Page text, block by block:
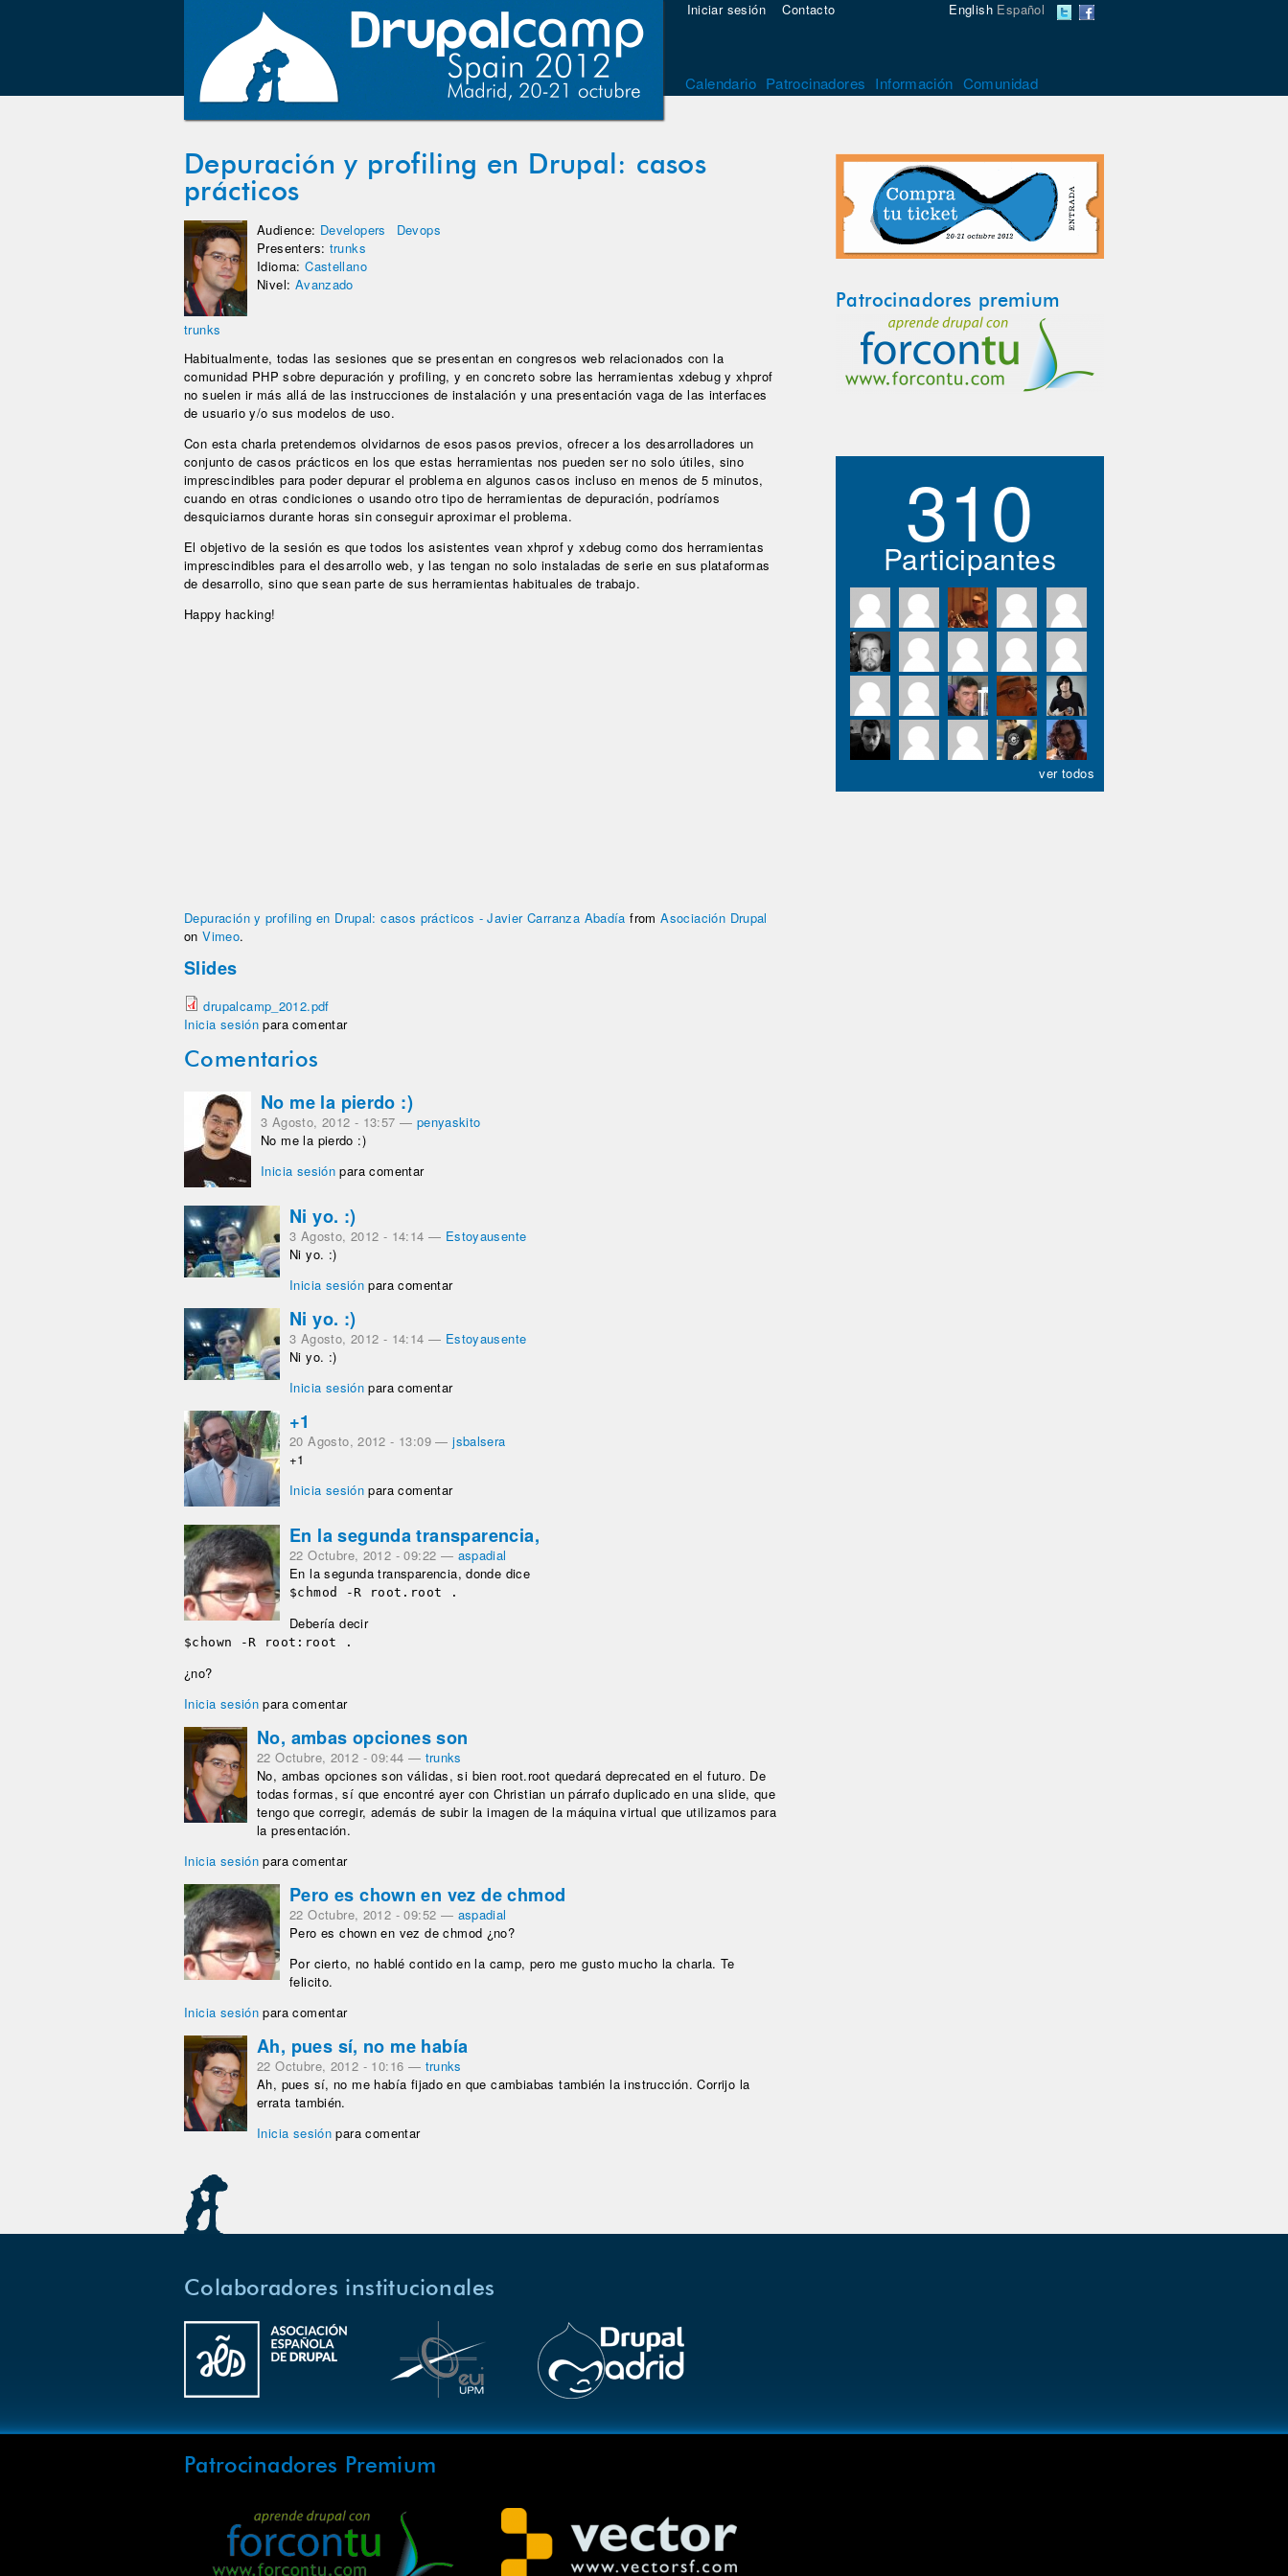
English Español
Iniciar sesión Contacto
Calendario Patrocinadores Información Comunidad
Depuración y profiling en Drupal: casos
prácticos
trunks
Audience: Developers
Devops
Presenters: trunks
Idioma:Castellano
Nivel: Avanzado
Habitualmente, todas las sesiones que se presentan en congresos web relacionados con la
comunidad PHP sobre depuración y profiling, y en concreto sobre las herramientas xdebug y xhprof
no suelen ir más allá de las instrucciones de instalación y una presentación vaga de las interfaces
de usuario y/o sus modelos de uso.
Con esta charla pretendemos olvidarnos de esos pasos previos, ofrecer a los desarrolladores un
conjunto de casos prácticos en los que estas herramientas nos pueden ser no solo útiles, sino
imprescindibles para poder depurar el problema en algunos casos incluso en menos de 5 minutos,
cuando en otras condiciones o usando otro tipo de herramientas de depuración, podríamos
desquiciarnos durante horas sin conseguir aproximar el problema.
El objetivo de la sesión es que todos los asistentes vean xhprof y xdebug como dos herramientas
imprescindibles para el desarrollo web, y las tengan no solo instaladas de serie en sus plataformas
de desarrollo, sino que sean parte de sus herramientas habituales de trabajo.
Happy hacking!
Depuración y profiling en Drupal: casos prácticos - Javier Carranza Abadía fromAsociación Drupal
onVimeo.
Slides
drupalcamp_2012.pdf
Inicia sesión para comentar
Comentarios
No me la pierdo :)
3 Agosto, 2012 - 13:57 — penyaskito
No me la pierdo :)
Inicia sesión para comentar
Ni yo. :)
3 Agosto, 2012 - 14:14 — Estoyausente
Ni yo. :)
Inicia sesión para comentar
Ni yo. :)
3 Agosto, 2012 - 14:14 — Estoyausente
Ni yo. :)
Inicia sesión para comentar
+1
20 Agosto, 2012 - 13:09—jsbalsera
+1
Inicia sesión para comentar
En la segunda transparencia,
22 Octubre, 2012 - 09:22 — aspadial
En la segunda transparencia, donde dice
$chmod -R root.root .
Debería decir
$chown -R root:root .
¿no?
Inicia sesión para comentar
No, ambas opciones son
22 Octubre, 2012 - 09:44 — trunks
No, ambas opciones son válidas, si bien root.root quedará deprecated en el futuro. De
todas formas, sí que encontré ayer con Christian un párrafo duplicado en una slide, que
tengo que corregir, además de subir la imagen de la máquina virtual que utilizamos para
la presentación.
Inicia sesión para comentar
Pero es chown en vez de chmod
22 Octubre, 2012 - 09:52 — aspadial
Pero es chown en vez de chmod ¿no?
Por cierto, no hablé contido en la camp, pero me gusto mucho la charla. Te
felicito.
Inicia sesión para comentar
Ah, pues sí, no me había
22 Octubre, 2012 - 10:16 — trunks
Ah, pues sí, no me había fijado en que cambiabas también la instrucción. Corrijo la
errata también.
Inicia sesión para comentar
Patrocinadores premium
310
Participantes
ver todos
Colaboradores institucionales
Patrocinadores Premium